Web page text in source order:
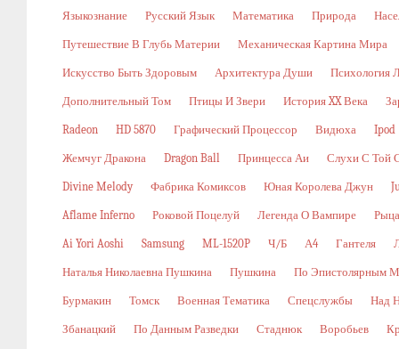
Языкознание Русский Язык Математика Природа
Путешествие В Глубь Материи Механическая Картина Мира
Искусство Быть Здоровым Архитектура Души Психология
Дополнительный Том Птицы И Звери История XX Века
Radeon HD 5870 Графический Процессор Видюха Ipod
Жемчуг Дракона Dragon Ball Принцесса Аи Слухи С Той
Divine Melody Фабрика Комиксов Юная Королева Джун
Aflame Inferno Роковой Поцелуй Легенда О Вампире
Ai Yori Aoshi Samsung ML-1520P Ч/б А4 Гантеля
Наталья Николаевна Пушкина Пушкина По Эпистолярным
Бурмакин Томск Военная Тематика Спецслужбы Над
Збанацкий По Данным Разведки Стаднюк Воробьев